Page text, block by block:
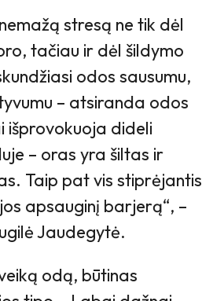
stresą ne tik dėl
tačiau ir dėl šildymo
odos sausumu,
– atsiranda odos
išprovokuoja dideli
– oras yra šiltas ir
Taip pat vis stiprėjantis
apsauginį barjerą“, –
Jaudegytė.
odą, būtinas